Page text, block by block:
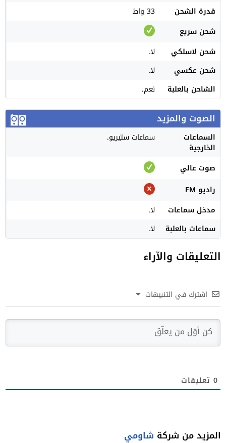
قدرة الشحن
33 واط
شحن سريع
شحن لاسلكي
لا.
شحن عكسي
لا.
الشاحن بالعلبة
نعم.
الصوت والمزيد
السماعات
الخارجية
سماعات ستيريو.
صوت عالي
راديو FM
مدخل سماعات
لا.
سماعات بالعلبة
لا.
التعليقات والآراء
اشترك في التنبيهات
0 تعليقات
المزيد من شركة شاومي